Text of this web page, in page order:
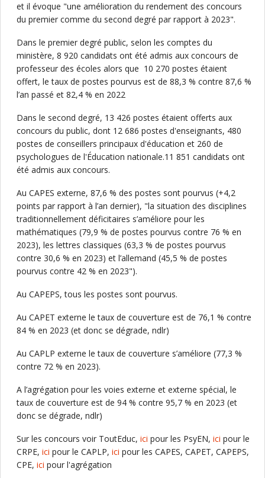
et il évoque "une amélioration du rendement des concours
du premier comme du second degré par rapport à 2023".
Dans le premier degré public, selon les comptes du
ministère, 8 920 candidats ont été admis aux concours de
professeur des écoles alors que 10 270 postes étaient
offert, le taux de postes pourvus est de 88,3 % contre 87,6 %
l’an passé et 82,4 % en 2022
Dans le second degré, 13 426 postes étaient offerts aux
concours du public, dont 12 686 postes d'enseignants, 480
postes de conseillers principaux d'éducation et 260 de
psychologues de l'Éducation nationale.11 851 candidats ont
été admis aux concours.
Au CAPES externe, 87,6 % des postes sont pourvus (+4,2
points par rapport à l’an dernier), "la situation des disciplines
traditionnellement déficitaires s’améliore pour les
mathématiques (79,9 % de postes pourvus contre 76 % en
2023), les lettres classiques (63,3 % de postes pourvus
contre 30,6 % en 2023) et l’allemand (45,5 % de postes
pourvus contre 42 % en 2023").
Au CAPEPS, tous les postes sont pourvus.
Au CAPET externe le taux de couverture est de 76,1 % contre
84 % en 2023 (et donc se dégrade, ndlr)
Au CAPLP externe le taux de couverture s’améliore (77,3 %
contre 72 % en 2023).
A l’agrégation pour les voies externe et externe spécial, le
taux de couverture est de 94 % contre 95,7 % en 2023 (et
donc se dégrade, ndlr)
Sur les concours voir ToutEduc, ici pour les PsyEN, ici pour le
CRPE, ici pour le CAPLP, ici pour les CAPES, CAPET, CAPEPS,
CPE, ici pour l'agrégation